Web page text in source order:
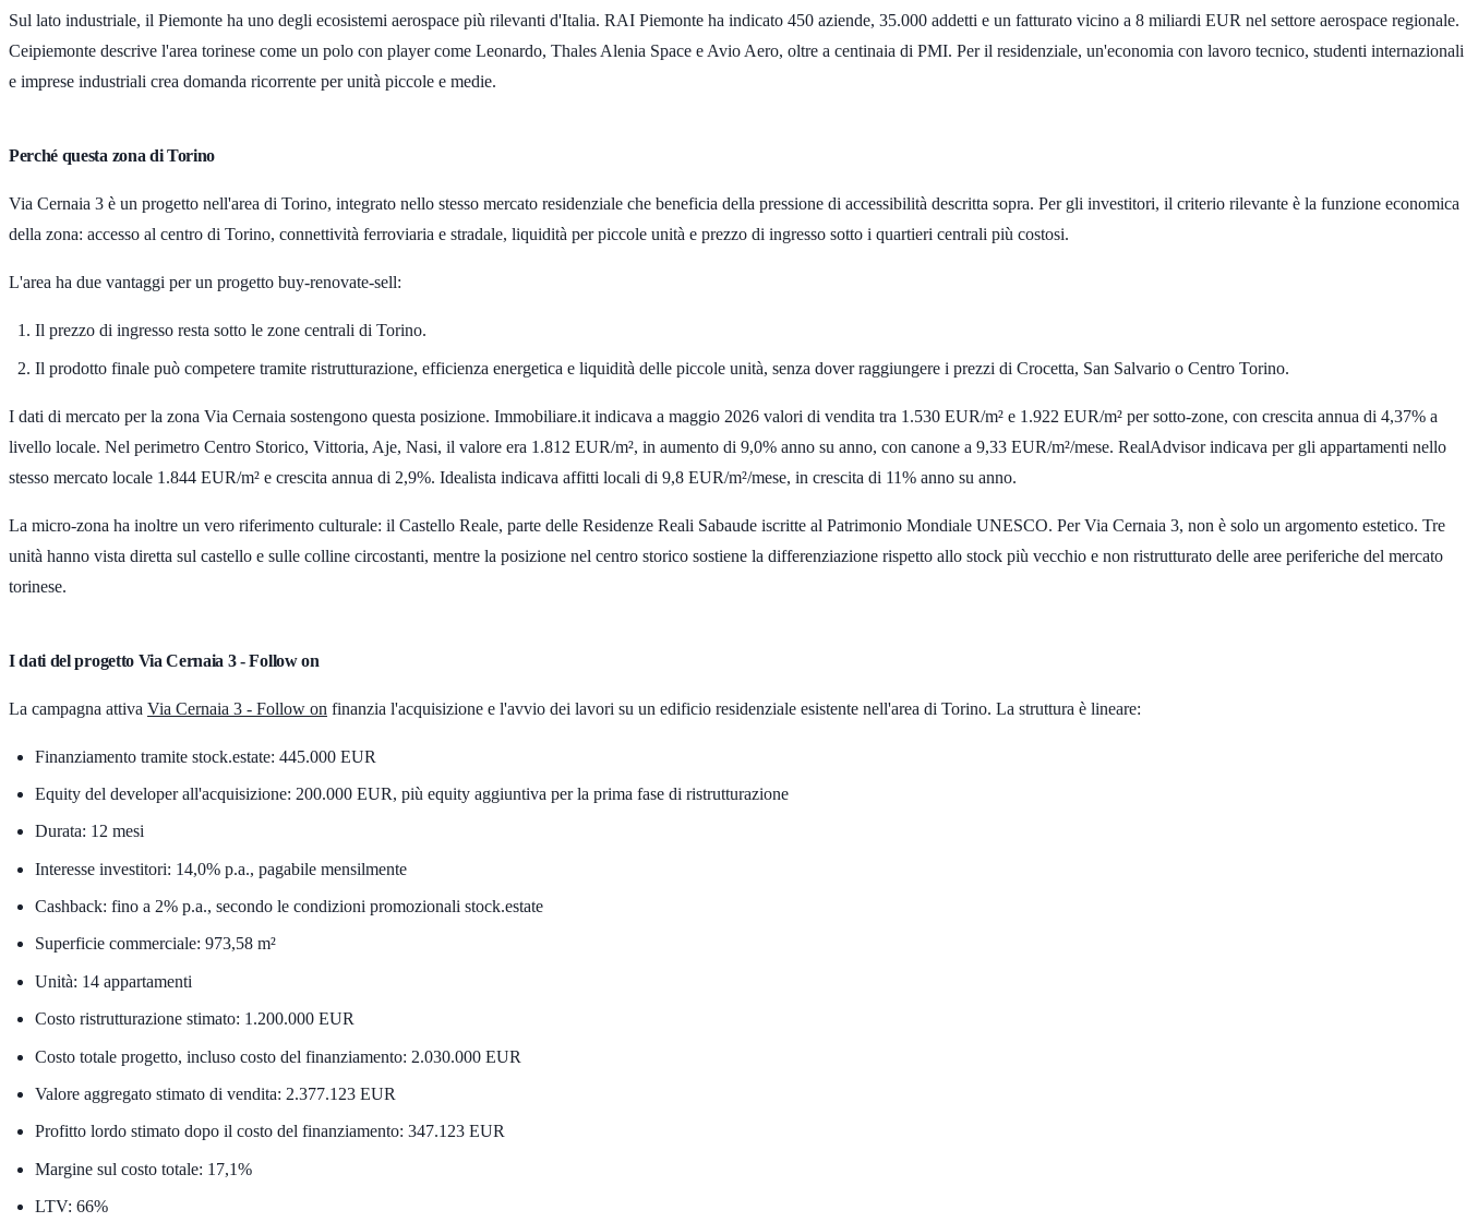
Sul lato industriale, il Piemonte ha uno degli ecosistemi aerospace più rilevanti d'Italia. RAI Piemonte ha indicato 450 aziende, 35.000 addetti e un fatturato vicino a 8 miliardi EUR nel settore aerospace regionale.
Ceipiemonte descrive l'area torinese come un polo con player come Leonardo, Thales Alenia Space e Avio Aero, oltre a centinaia di PMI. Per il residenziale, un'economia con lavoro tecnico, studenti internazionali
e imprese industriali crea domanda ricorrente per unità piccole e medie.
Perché questa zona di Torino
Via Cernaia 3 è un progetto nell'area di Torino, integrato nello stesso mercato residenziale che beneficia della pressione di accessibilità descritta sopra. Per gli investitori, il criterio rilevante è la funzione economica
della zona: accesso al centro di Torino, connettività ferroviaria e stradale, liquidità per piccole unità e prezzo di ingresso sotto i quartieri centrali più costosi.
L'area ha due vantaggi per un progetto buy-renovate-sell:
Il prezzo di ingresso resta sotto le zone centrali di Torino.
Il prodotto finale può competere tramite ristrutturazione, efficienza energetica e liquidità delle piccole unità, senza dover raggiungere i prezzi di Crocetta, San Salvario o Centro Torino.
I dati di mercato per la zona Via Cernaia sostengono questa posizione. Immobiliare.it indicava a maggio 2026 valori di vendita tra 1.530 EUR/m² e 1.922 EUR/m² per sotto-zone, con crescita annua di 4,37% a
livello locale. Nel perimetro Centro Storico, Vittoria, Aje, Nasi, il valore era 1.812 EUR/m², in aumento di 9,0% anno su anno, con canone a 9,33 EUR/m²/mese. RealAdvisor indicava per gli appartamenti nello
stesso mercato locale 1.844 EUR/m² e crescita annua di 2,9%. Idealista indicava affitti locali di 9,8 EUR/m²/mese, in crescita di 11% anno su anno.
La micro-zona ha inoltre un vero riferimento culturale: il Castello Reale, parte delle Residenze Reali Sabaude iscritte al Patrimonio Mondiale UNESCO. Per Via Cernaia 3, non è solo un argomento estetico. Tre
unità hanno vista diretta sul castello e sulle colline circostanti, mentre la posizione nel centro storico sostiene la differenziazione rispetto allo stock più vecchio e non ristrutturato delle aree periferiche del mercato
torinese.
I dati del progetto Via Cernaia 3 - Follow on
La campagna attiva Via Cernaia 3 - Follow on finanzia l'acquisizione e l'avvio dei lavori su un edificio residenziale esistente nell'area di Torino. La struttura è lineare:
Finanziamento tramite stock.estate: 445.000 EUR
Equity del developer all'acquisizione: 200.000 EUR, più equity aggiuntiva per la prima fase di ristrutturazione
Durata: 12 mesi
Interesse investitori: 14,0% p.a., pagabile mensilmente
Cashback: fino a 2% p.a., secondo le condizioni promozionali stock.estate
Superficie commerciale: 973,58 m²
Unità: 14 appartamenti
Costo ristrutturazione stimato: 1.200.000 EUR
Costo totale progetto, incluso costo del finanziamento: 2.030.000 EUR
Valore aggregato stimato di vendita: 2.377.123 EUR
Profitto lordo stimato dopo il costo del finanziamento: 347.123 EUR
Margine sul costo totale: 17,1%
LTV: 66%